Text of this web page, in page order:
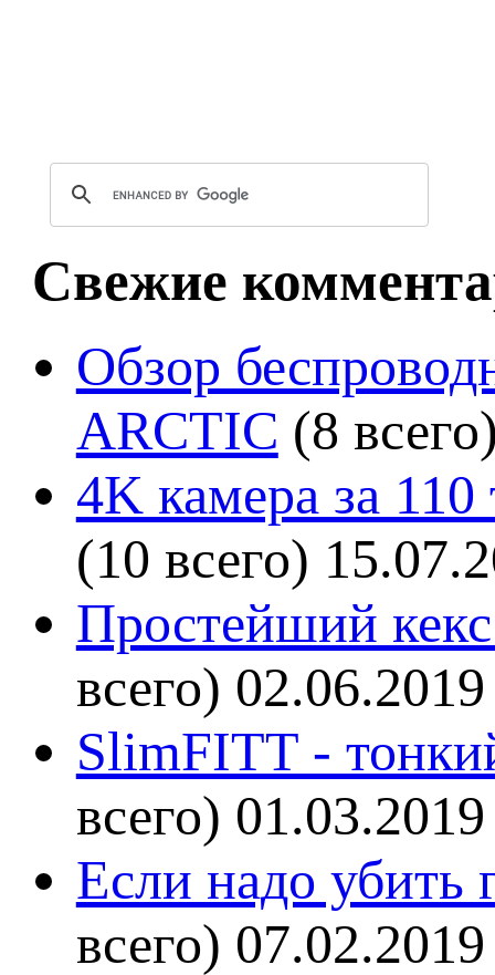
Свежие
Обзор
ARCTIC (8
4K камера за
(10 всего)
Простейший кекс
всего) 02.06.2019
SlimFITT -
всего) 01.03.2019
Если надо убить
всего) 07.02.2019